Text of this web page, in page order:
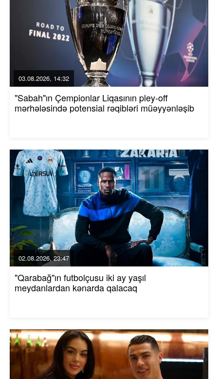
03.08.2026, 14:32
"Sabah"ın Çempionlar Liqasının pley-off
mərhələsində potensial rəqibləri müəyyənləşib
02.08.2026, 23:47
"Qarabağ"ın futbolçusu iki ay yaşıl
meydanlardan kənarda qalacaq